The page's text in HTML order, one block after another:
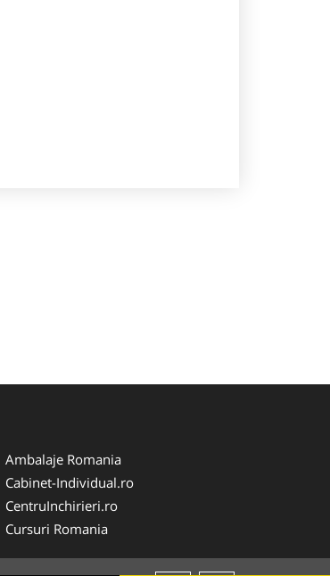
Ambalaje Romania
Cabinet-Individual.ro
CentruInchirieri.ro
Cursuri Romania